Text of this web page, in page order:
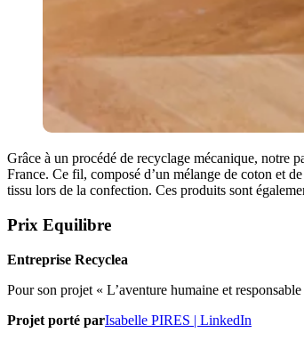
Grâce à un procédé de recyclage mécanique, notre
France. Ce fil, composé d’un mélange de coton et
tissu lors de la confection. Ces produits sont
Prix Equilibre
Entreprise Recyclea
Pour son projet « L’aventure humaine et
Projet porté parIsabelle PIRES | LinkedIn